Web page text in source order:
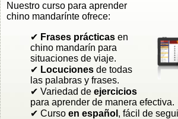
Nuestro curso para aprender
chino mandarínte ofrece:
✔ Frases prácticas en
chino mandarín para
situaciones de viaje.
✔ Locuciones de todas
las palabras y frases.
✔ Variedad de ejercicios
para aprender de manera efectiva.
✔ Curso en español , fácil de